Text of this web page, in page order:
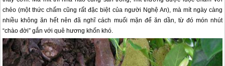
chẻo (một thức chấm cũng rất đặc biệt của người Nghệ An), mà mít ngày càng
nhiều không ăn hết nên đã nghĩ cách muối mặn để ăn dần, từ đó món nhút
“chào đời” gắn với quê hương khốn khó.